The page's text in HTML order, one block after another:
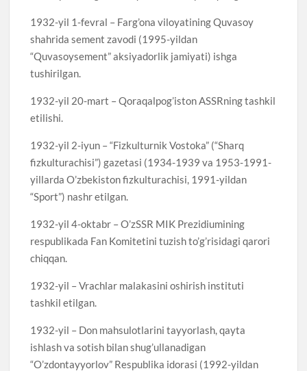
1932-yil 1-fevral – Farg’ona viloyatining Quvasoy
shahrida sement zavodi (1995-yildan
“Quvasoysement” aksiyadorlik jamiyati) ishga
tushirilgan.
1932-yil 20-mart – Qoraqalpog’iston ASSRning tashkil
etilishi.
1932-yil 2-iyun – “Fizkulturnik Vostoka” (“Sharq
fizkulturachisi”) gazetasi (1934-1939 va 1953-1991-
yillarda O’zbekiston fizkulturachisi, 1991-yildan
“Sport”) nashr etilgan.
1932-yil 4-oktabr – O’zSSR MIK Prezidiumining
respublikada Fan Komitetini tuzish to’g’risidagi qarori
chiqqan.
1932-yil – Vrachlar malakasini oshirish instituti
tashkil etilgan.
1932-yil – Don mahsulotlarini tayyorlash, qayta
ishlash va sotish bilan shug’ullanadigan
“O’zdontayyorlov” Respublika idorasi (1992-yildan